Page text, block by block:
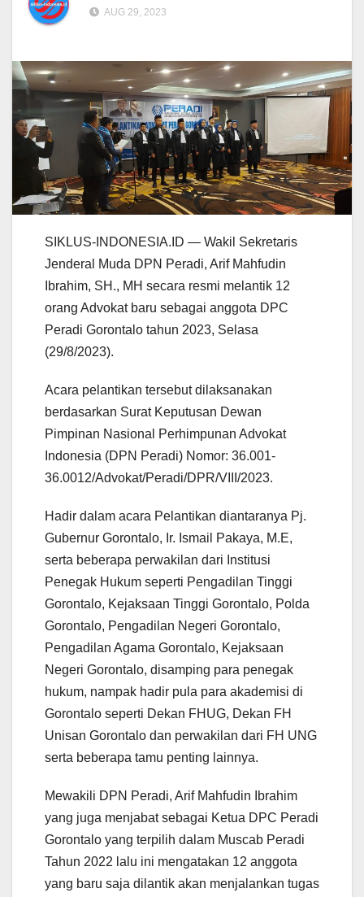
AUG 29, 2023
SIKLUS-INDONESIA.ID — Wakil Sekretaris
Jenderal Muda DPN Peradi, Arif Mahfudin
Ibrahim, SH., MH secara resmi melantik 12
orang Advokat baru sebagai anggota DPC
Peradi Gorontalo tahun 2023, Selasa
(29/8/2023).
Acara pelantikan tersebut dilaksanakan
berdasarkan Surat Keputusan Dewan
Pimpinan Nasional Perhimpunan Advokat
Indonesia (DPN Peradi) Nomor: 36.001-
36.0012/Advokat/Peradi/DPR/VIII/2023.
Hadir dalam acara Pelantikan diantaranya Pj.
Gubernur Gorontalo, Ir. Ismail Pakaya, M.E,
serta beberapa perwakilan dari Institusi
Penegak Hukum seperti Pengadilan Tinggi
Gorontalo, Kejaksaan Tinggi Gorontalo, Polda
Gorontalo, Pengadilan Negeri Gorontalo,
Pengadilan Agama Gorontalo, Kejaksaan
Negeri Gorontalo, disamping para penegak
hukum, nampak hadir pula para akademisi di
Gorontalo seperti Dekan FHUG, Dekan FH
Unisan Gorontalo dan perwakilan dari FH UNG
serta beberapa tamu penting lainnya.
Mewakili DPN Peradi, Arif Mahfudin Ibrahim
yang juga menjabat sebagai Ketua DPC Peradi
Gorontalo yang terpilih dalam Muscab Peradi
Tahun 2022 lalu ini mengatakan 12 anggota
yang baru saja dilantik akan menjalankan tugas